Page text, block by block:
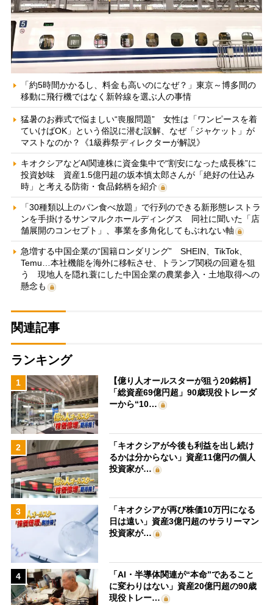
「約5時間かかるし、料金も高いのになぜ？」東京～博多間の
移動に飛行機ではなく新幹線を選ぶ人の事情
猛暑のお葬式で悩ましい“喪服問題” 女性は「ワンピースを着
ていけばOK」という俗説に潜む誤解、なぜ「ジャケット」が
マストなのか？《1級葬祭ディレクターが解説》
キオクシアなどAI関連株に資金集中で“割安になった成長株”に
投資妙味 資産1.5億円超の坂本慎太郎さんが「絶好の仕込み
時」と考える防衛・食品銘柄を紹介
「30種類以上のパン食べ放題」で行列のできる新形態レストラ
ンを手掛けるサンマルクホールディングス 同社に聞いた「店
舗展開のコンセプト」、事業を多角化してもぶれない軸
急増する中国企業の“国籍ロンダリング” SHEIN、TikTok、
Temu…本社機能を海外に移転させ、トランプ関税の回避を狙
う 現地人を隠れ蓑にした中国企業の農業参入・土地取得への
懸念も
関連記事
ランキング
1
【億り人オールスターが狙う20銘柄】
「総資産69億円超」90歳現役トレーダ
ーから“10…
2
「キオクシアが今後も利益を出し続け
るかは分からない」資産11億円の個人
投資家が…
3
「キオクシアが再び株価10万円になる
日は遠い」資産3億円超のサラリーマン
投資家が…
4
「AI・半導体関連が“本命”であること
に変わりはない」資産20億円超の90歳
現役トレー…